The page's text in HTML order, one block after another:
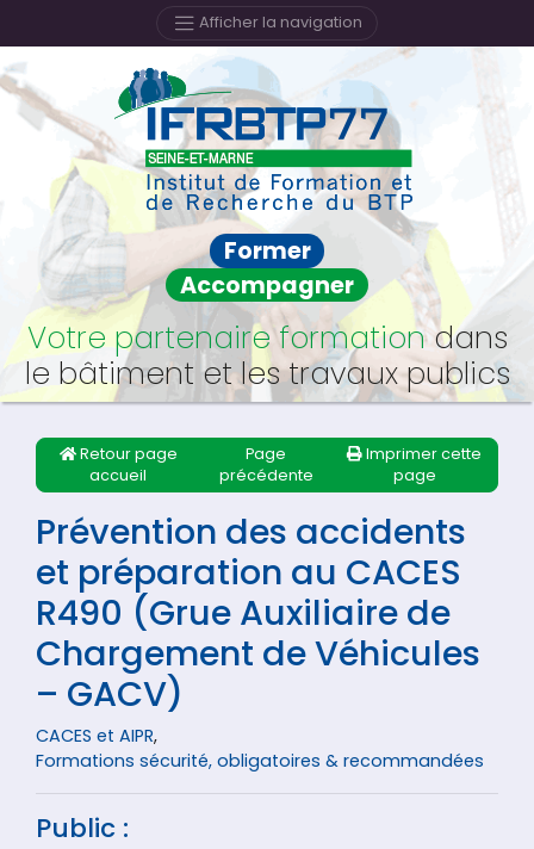
Afficher la navigation
Former
Accompagner
Votre partenaire formationdans
le bâtiment et les travaux publics
Retour page
accueil
Page
précédente
Imprimer cette
page
Prévention des accidents
et préparation au CACES
R490 (Grue Auxiliaire de
Chargement de Véhicules
– GACV)
CACES et AIPR,
Formations sécurité, obligatoires & recommandées
Public :